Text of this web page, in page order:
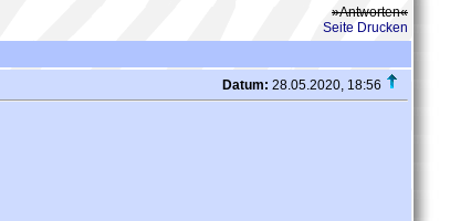
»Antworten«
Seite Drucken
Datum: 28.05.2020, 18:56